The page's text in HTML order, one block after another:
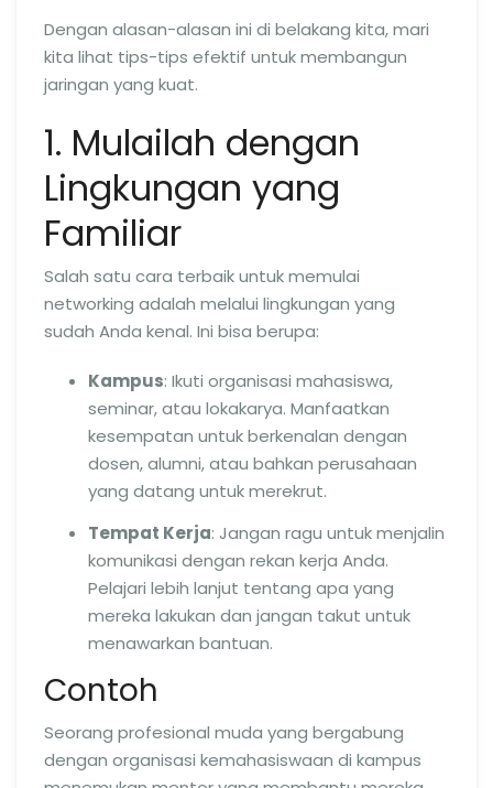
Dengan alasan-alasan ini di belakang kita, mari
kita lihat tips-tips efektif untuk membangun
jaringan yang kuat.
1. Mulailah dengan
Lingkungan yang
Familiar
Salah satu cara terbaik untuk memulai
networking adalah melalui lingkungan yang
sudah Anda kenal. Ini bisa berupa:
Kampus: Ikuti organisasi mahasiswa,
seminar, atau lokakarya. Manfaatkan
kesempatan untuk berkenalan dengan
dosen, alumni, atau bahkan perusahaan
yang datang untuk merekrut.
Tempat Kerja: Jangan ragu untuk menjalin
komunikasi dengan rekan kerja Anda.
Pelajari lebih lanjut tentang apa yang
mereka lakukan dan jangan takut untuk
menawarkan bantuan.
Contoh
Seorang profesional muda yang bergabung
dengan organisasi kemahasiswaan di kampus